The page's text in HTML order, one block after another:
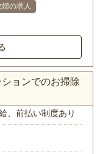
婦の求人
ョンでのお掃除
、前払い制度あり